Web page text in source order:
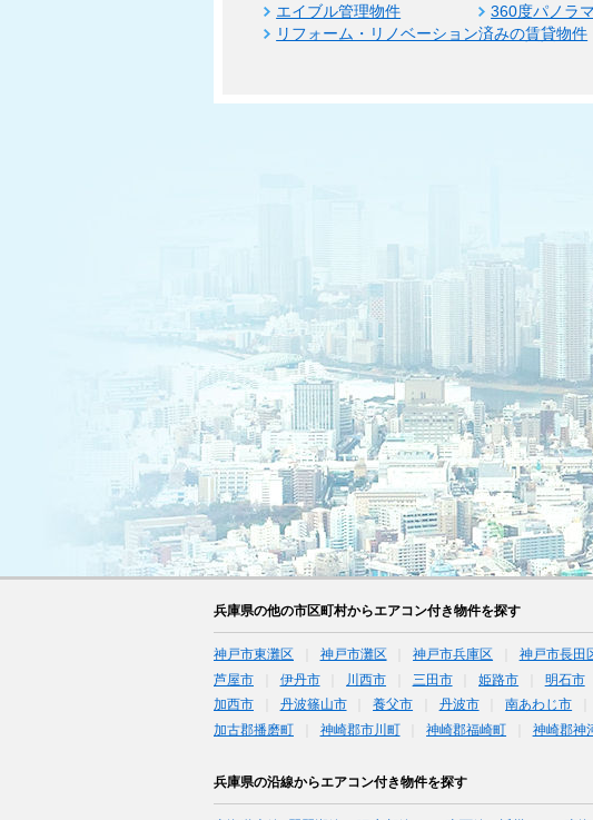
エイブル管理物件
360度パノラ
リフォーム・リノベーション済みの賃貸物件
兵庫県の他の市区町村からエアコン付き物件を探す
神戸市東灘区 神戸市灘区 神戸市兵庫区 神戸市長田
芦屋市
伊丹市 川西市 三田市 姫路市 明石市
加西市
丹波篠山市 養父市 丹波市 南あわじ市
加古郡播磨町
神崎郡市川町 神崎郡福崎町 神崎郡神
兵庫県の沿線からエアコン付き物件を探す